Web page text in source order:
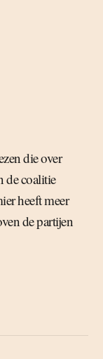
die over
de coalitie
heeft meer
de partijen